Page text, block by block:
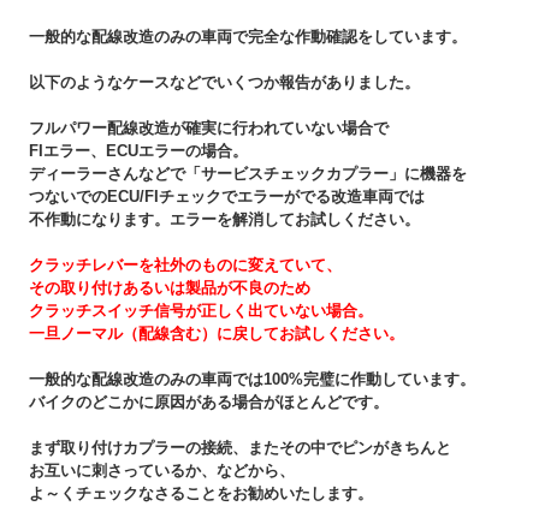
一般的な配線改造のみの車両で完全な作動確認をしています。
以下のようなケースなどでいくつか報告がありました。
フルパワー配線改造が確実に行われていない場合で
FIエラー、ECUエラーの場合。
ディーラーさんなどで「サービスチェックカプラー」に機器を
つないでのECU/FIチェックでエラーがでる改造車両では
不作動になります。エラーを解消してお試しください。
クラッチレバーを社外のものに変えていて、
その取り付けあるいは製品が不良のため
クラッチスイッチ信号が正しく出ていない場合。
一旦ノーマル（配線含む）に戻してお試しください。
一般的な配線改造のみの車両では100%完璧に作動しています。
バイクのどこかに原因がある場合がほとんどです。
まず取り付けカプラーの接続、またその中でピンがきちんと
お互いに刺さっているか、などから、
よ～くチェックなさることをお勧めいたします。